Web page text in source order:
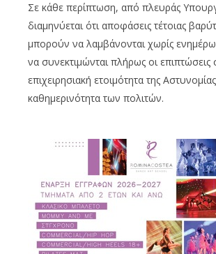
Σε κάθε περίπτωση, από πλευράς
διαμηνύεται ότι αποφάσεις τέτοιας
μπορούν να λαμβάνονται χωρίς
να συνεκτιμώνται πλήρως οι επιπτώσεις
επιχειρησιακή ετοιμότητα της
καθημερινότητα των πολιτών.